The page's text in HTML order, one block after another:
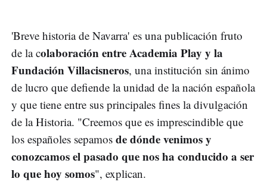
'Breve historia de Navarra' es una publicación fruto
de la colaboración entre Academia Play y la
Fundación Villacisneros, una institución sin ánimo
de lucro que defiende la unidad de la nación española
y que tiene entre sus principales fines la divulgación
de la Historia. "Creemos que es imprescindible que
los españoles sepamos de dónde venimos y
conozcamos el pasado que nos ha conducido a ser
lo que hoy somos", explican.